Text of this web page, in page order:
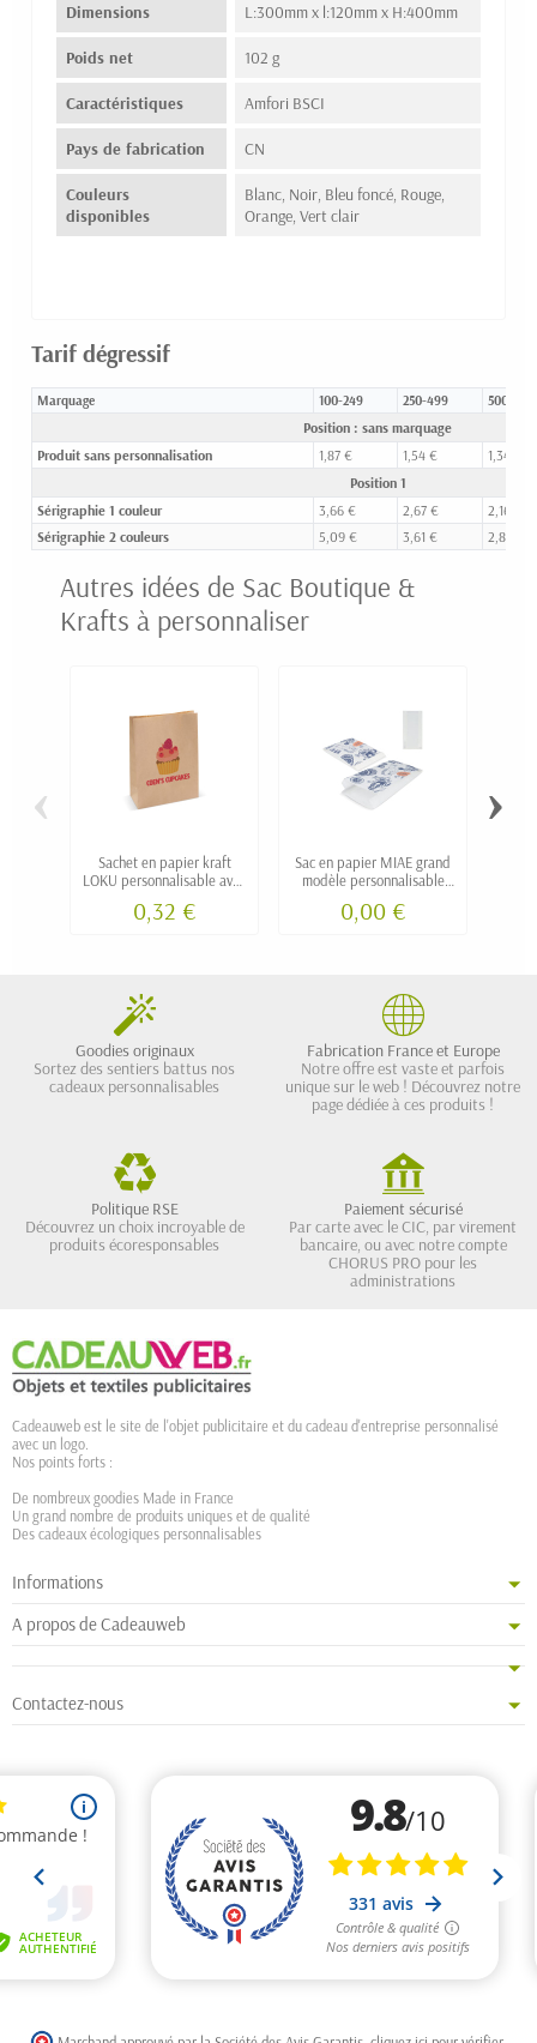
Dimensions L:300mm x l:120mm x H:400mm
Poids net 102 g
Caractéristiques Amfori BSCI
Pays de fabrication CN
Couleurs
disponibles
Blanc, Noir, Bleu foncé, Rouge,
Orange, Vert clair
Tarif dégressif
Marquage 100-249 250-499 500-999
Position : sans marquage
Produit sans personnalisation
1,87 € 1,54 €
1,34 €
Position 1
Sérigraphie 1 couleur
3,66 € 2,67 €
2,16 €
Sérigraphie 2 couleurs
5,09 € 3,61 € 2,88 €
Autres idées de Sac Boutique &
Krafts à personnaliser
Sachet en papier kraft
LOKU personnalisable avec
0,32 €
Sac en papier MIAE grand
modèle personnalisable
0,00 €
‹ ›
Goodies originaux
Sortez des sentiers battus nos
cadeaux personnalisables
Fabrication France et Europe
Notre offre est vaste et parfois
unique sur le web ! Découvrez notre
page dédiée à ces produits !
Politique RSE
Découvrez un choix incroyable de
produits écoresponsables
Paiement sécurisé
Par carte avec le CIC, par virement
bancaire, ou avec notre compte
CHORUS PRO pour les
administrations
Cadeauweb est le site de l'objet publicitaire et du cadeau d'entreprise personnalisé
avec un logo.
Nos points forts :
De nombreux goodies Made in France
Un grand nombre de produits uniques et de qualité
Des cadeaux écologiques personnalisables
Informations
A propos de Cadeauweb
Contactez-nous